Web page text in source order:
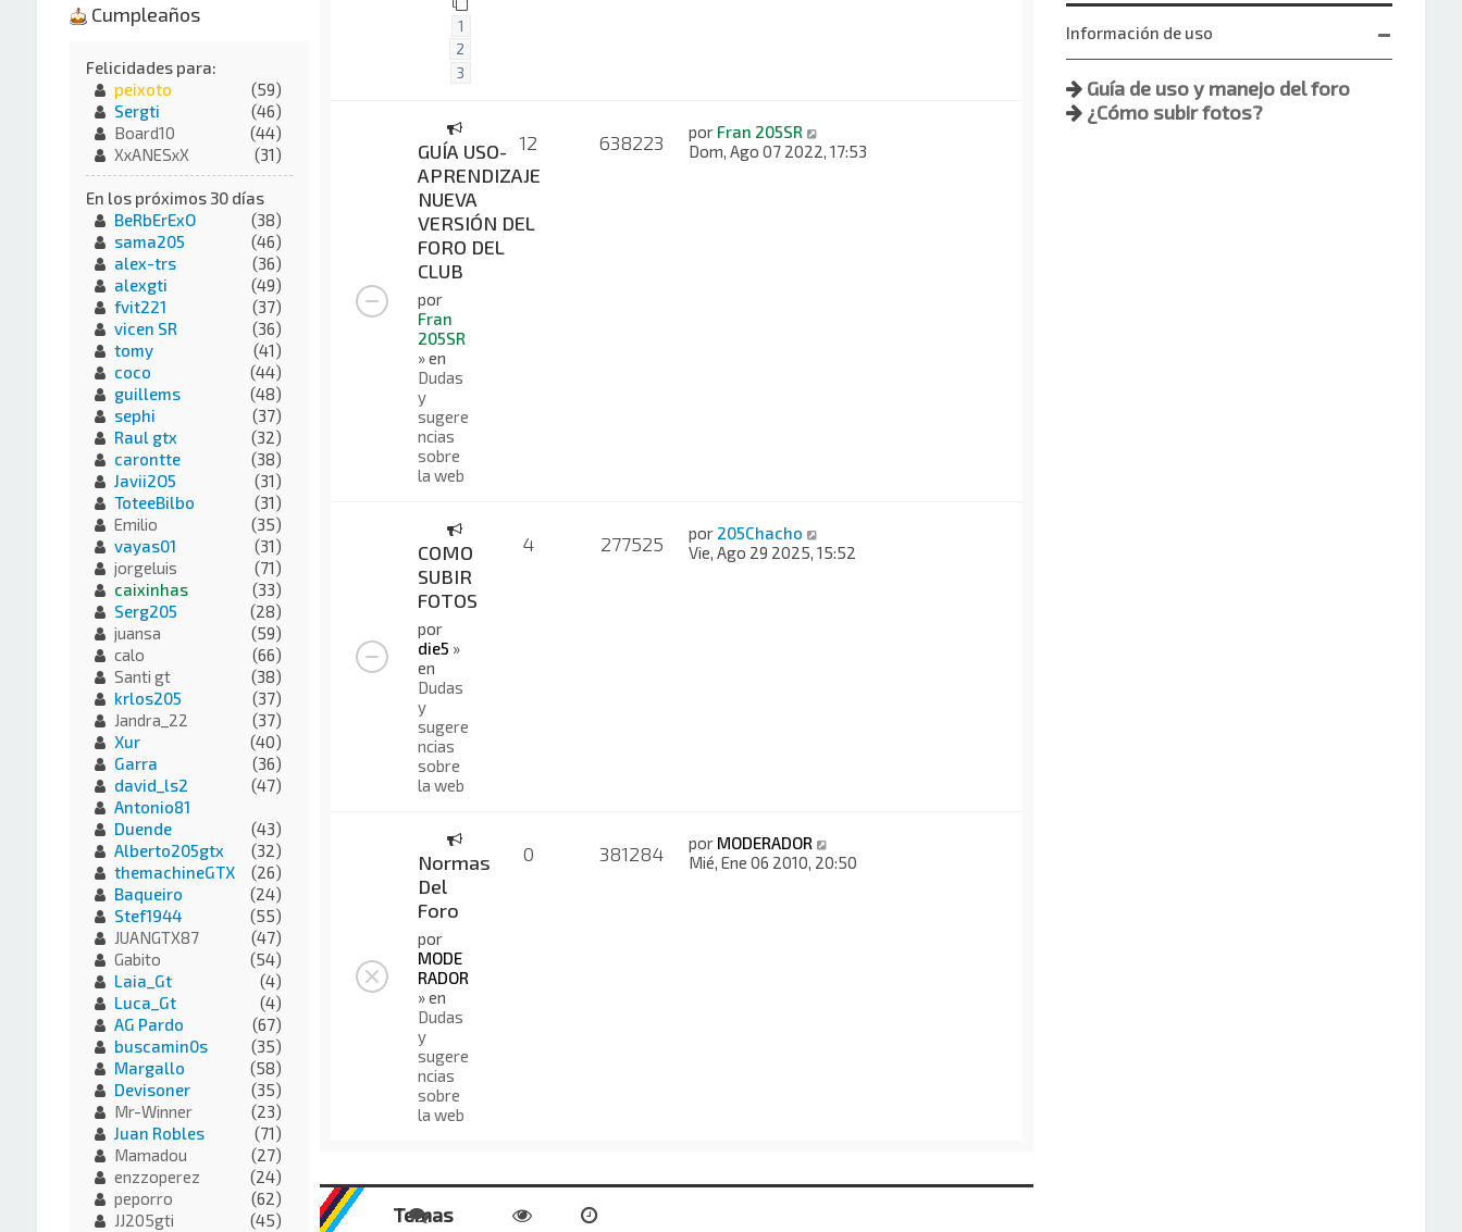
1
2
3
GUÍA USO-
APRENDIZAJE
NUEVA
VERSIÓN DEL
FORO DEL
CLUB
por
Fran
205SR
» en
Dudas
y
sugere
ncias
sobre
la web
12 638223 por Fran 205SR
Dom, Ago 07 2022, 17:53
COMO
SUBIR
FOTOS
por
die5 »
en
Dudas
y
sugere
ncias
sobre
la web
4 277525 por 205Chacho
Vie, Ago 29 2025, 15:52
Normas
Del
Foro
por
MODE
RADOR
» en
Dudas
y
sugere
ncias
sobre
la web
0 381284 por MODERADOR
Mié, Ene 06 2010, 20:50
Temas
Información de uso
Guía de uso y manejo del foro
¿Cómo subir fotos?
Cumpleaños
Felicidades para:
peixoto
(59)
Sergti
(46)
Board10
(44)
XxANESxX
(31)
En los próximos 30 días
BeRbErExO
(38)
sama205
(46)
alex-trs
(36)
alexgti
(49)
fvit221
(37)
vicen SR
(36)
tomy
(41)
coco
(44)
guillems
(48)
sephi
(37)
Raul gtx
(32)
carontte
(38)
Javii2O5
(31)
ToteeBilbo
(31)
Emilio
(35)
vayas01
(31)
jorgeluis
(71)
caixinhas
(33)
Serg205
(28)
juansa
(59)
calo
(66)
Santi gt
(38)
krlos205
(37)
Jandra_22
(37)
Xur
(40)
Garra
(36)
david_ls2
(47)
Antonio81
Duende
(43)
Alberto205gtx
(32)
themachineGTX
(26)
Baqueiro
(24)
Stef1944
(55)
JUANGTX87
(47)
Gabito
(54)
Laia_Gt
(4)
Luca_Gt
(4)
AG Pardo
(67)
buscamin0s
(35)
Margallo
(58)
Devisoner
(35)
Mr-Winner
(23)
Juan Robles
(71)
Mamadou
(27)
enzzoperez
(24)
peporro
(62)
JJ205gti
(45)